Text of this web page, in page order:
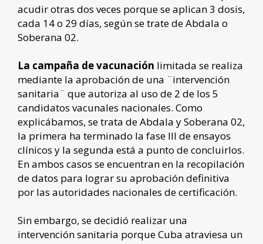
acudir otras dos veces porque se aplican 3 dosis,
cada 14 o 29 días, según se trate de Abdala o
Soberana 02.
La campaña de vacunación limitada se realiza
mediante la aprobación de una ¨intervención
sanitaria¨ que autoriza al uso de 2 de los 5
candidatos vacunales nacionales. Como
explicábamos, se trata de Abdala y Soberana 02,
la primera ha terminado la fase III de ensayos
clínicos y la segunda está a punto de concluirlos.
En ambos casos se encuentran en la recopilación
de datos para lograr su aprobación definitiva
por las autoridades nacionales de certificación.
Sin embargo, se decidió realizar una
intervención sanitaria porque Cuba atraviesa un